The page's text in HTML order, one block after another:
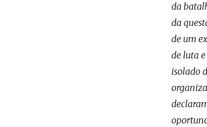
da
da
de um
de luta
isolado